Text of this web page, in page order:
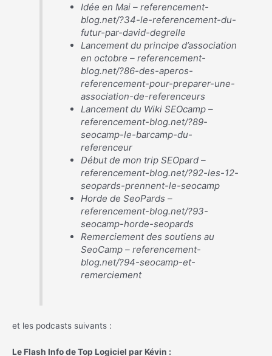
Idée en Mai – referencement-
blog.net/?34-le-referencement-du-
futur-par-david-degrelle
Lancement du principe d’association
en octobre – referencement-
blog.net/?86-des-aperos-
referencement-pour-preparer-une-
association-de-referenceurs
Lancement du Wiki SEOcamp –
referencement-blog.net/?89-
seocamp-le-barcamp-du-
referenceur
Début de mon trip SEOpard –
referencement-blog.net/?92-les-12-
seopards-prennent-le-seocamp
Horde de SeoPards –
referencement-blog.net/?93-
seocamp-horde-seopards
Remerciement des soutiens au
SeoCamp – referencement-
blog.net/?94-seocamp-et-
remerciement
et les podcasts suivants :
Le Flash Info de Top Logiciel par Kévin :